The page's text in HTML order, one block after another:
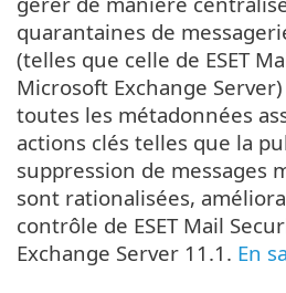
quarantaines de
(telles que celle de ESET
Microsoft Exchange Server)
toutes les métadonnées
actions clés telles que la
suppression de messages
sont rationalisées,
contrôle de ESET Mail
Exchange Server 11.1. En